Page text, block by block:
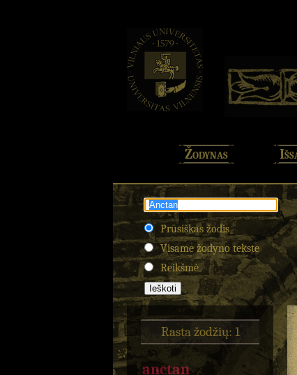
Žodynas
Prūsiškas žodis
Visame žodyno tekste
Reikšmė
Rasta žodžių: 1
anctan